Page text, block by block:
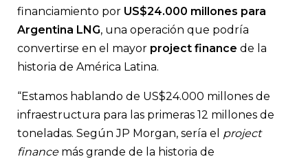
financiamiento por US$24.000 millones para
Argentina LNG, una operación que podría
convertirse en el mayor project finance de la
historia de América Latina.
“Estamos hablando de US$24.000 millones de
infraestructura para las primeras 12 millones de
toneladas. Según JP Morgan, sería el
project
finance más grande de la historia de